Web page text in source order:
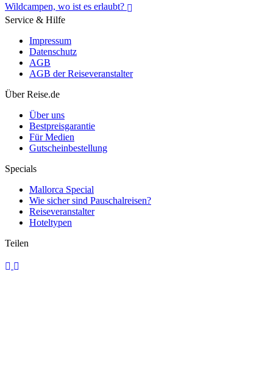
Wildcampen, wo ist es erlaubt?
Wildcampen, wo ist es erlaubt?
Service & Hilfe
Impressum
Datenschutz
AGB
AGB der Reiseveranstalter
Über Reise.de
Über uns
Bestpreisgarantie
Für Medien
Gutscheinbestellung
Specials
Mallorca Special
Wie sicher sind Pauschalreisen?
Reiseveranstalter
Hoteltypen
Teilen